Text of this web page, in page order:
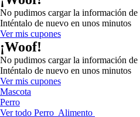
No pudimos cargar la información de
Inténtalo de nuevo en unos minutos
Ver mis cupones
¡Woof!
No pudimos cargar la información de
Inténtalo de nuevo en unos minutos
Ver mis cupones
Mascota
Perro
Ver todo Perro Alimento